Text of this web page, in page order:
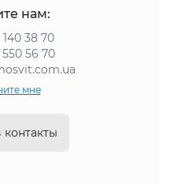
нам:
38 70
56 70
мне